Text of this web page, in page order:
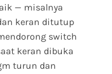
— misalnya
keran ditutup
switch
keran dibuka
turun dan